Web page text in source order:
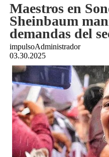
Maestros en
Sheinbaum
demandas del
impulsoAdministrador
03.30.2025